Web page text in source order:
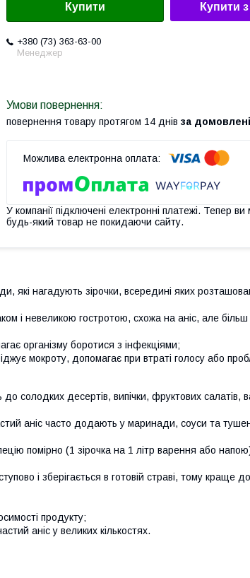
Купити Купити з
+380 (73) 363-63-00
Менеджер
повернення товару протягом 14 днів за
У компанії підключені електронні платежі. Тепер
будь-який товар не покидаючи сайту.
які нагадують зірочки, всередині яких
і невеликою гостротою, схожа на аніс, але
організму боротися з інфекціями;
мокроту, допомагає при втраті голосу або
солодких десертів, випічки, фруктових салатів,
аніс часто додають у маринади, соуси та
помірно (1 зірочка на 1 літр варення або
і зберігається в готовій страві, тому краще
продукту;
аніс у великих кількостях.